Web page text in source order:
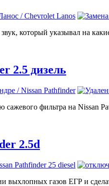
который указывал на
2.5 дизель
фильтра на Nissan
2.5d
выхлопных газов ЕГР и